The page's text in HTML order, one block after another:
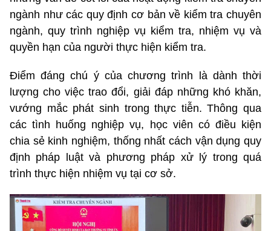
ngành như các quy định cơ bản về kiểm tra chuyên
ngành, quy trình nghiệp vụ kiểm tra, nhiệm vụ và
quyền hạn của người thực hiện kiểm tra.
Điểm đáng chú ý của chương trình là dành thời
lượng cho việc trao đổi, giải đáp những khó khăn,
vướng mắc phát sinh trong thực tiễn. Thông qua
các tình huống nghiệp vụ, học viên có điều kiện
chia sẻ kinh nghiệm, thống nhất cách vận dụng quy
định pháp luật và phương pháp xử lý trong quá
trình thực hiện nhiệm vụ tại cơ sở.